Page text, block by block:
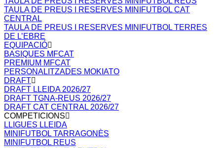
TAULA DE PREUS I RESERVES MINIFUTBOL CAT
CENTRAL
TAULA DE PREUS I RESERVES MINIFUTBOL TERRES
DE L’EBRE
EQUIPACIÓ
BASIQUES MFCAT
PREMIUM MFCAT
PERSONALITZADES MOKIATO
DRAFT
DRAFT LLEIDA 2026/27
DRAFT TGNA-REUS 2026/27
DRAFT CAT CENTRAL 2026/27
COMPETICIONS
LLIGUES LLEIDA
MINIFUTBOL TARRAGONÈS
MINIFUTBOL REUS